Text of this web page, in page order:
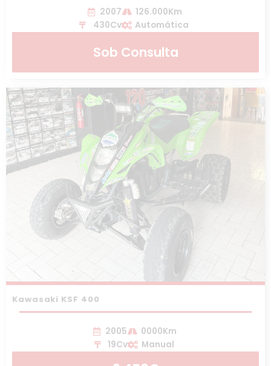
2007
126.000Km
430Cv
Automática
Sob Consulta
Kawasaki KSF 400
2005
0000Km
19Cv
Manual